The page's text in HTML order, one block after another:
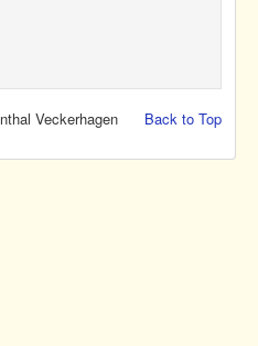
Back to Top
Veckerhagen